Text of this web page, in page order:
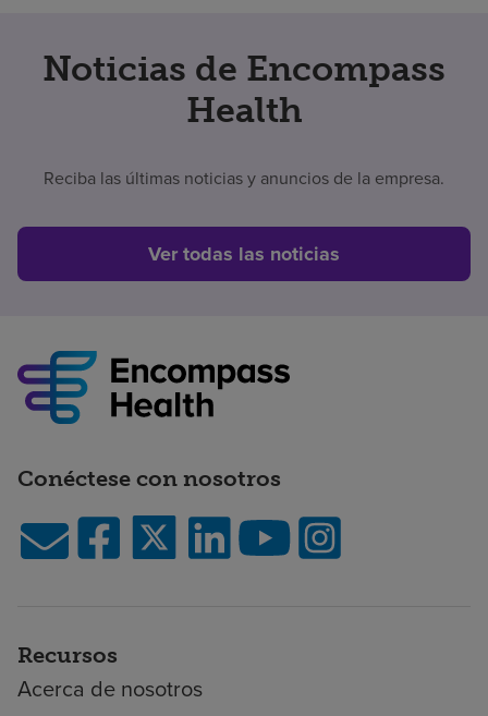
Noticias de Encompass
Health
Reciba las últimas noticias y anuncios de la empresa.
Ver todas las noticias
Conéctese con nosotros
Recursos
Acerca de nosotros